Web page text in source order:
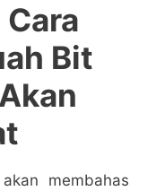
Bit
membahas